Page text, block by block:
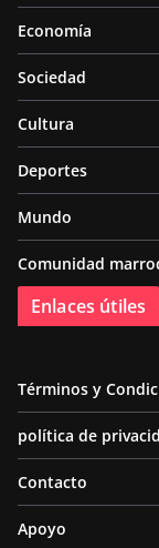
Economía
Sociedad
Cultura
Deportes
Mundo
Comunidad
Enlaces útiles
Términos y
política de
Contacto
Apoyo